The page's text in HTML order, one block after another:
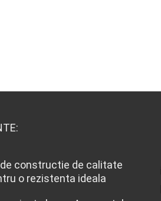
constructie de calitate
o rezistenta ideala